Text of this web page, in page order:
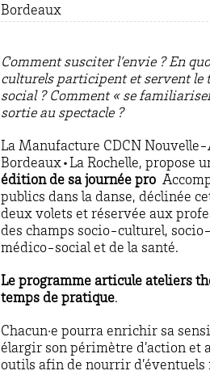
Bordeaux
Comment susciter l’envie ? En
culturels participent et servent le
social ? Comment « se
sortie au spectacle ?
La Manufacture CDCN
Bordeaux•La Rochelle, propose
édition de sa journée pro
publics dans la danse, déclinée
deux volets et réservée aux
des champs socio-culturel,
médico-social et de la santé.
Le programme articule ateliers
temps de pratique.
Chacun·e pourra enrichir sa
élargir son périmètre d’action et
outils afin de nourrir d’éventuels